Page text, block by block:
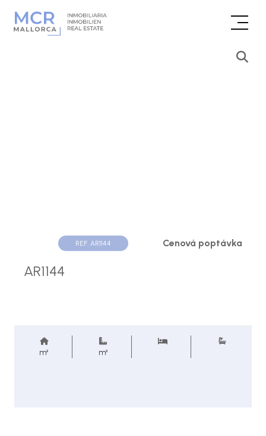
REF. AR1144 Cenová poptávka
AR1144
m² m²